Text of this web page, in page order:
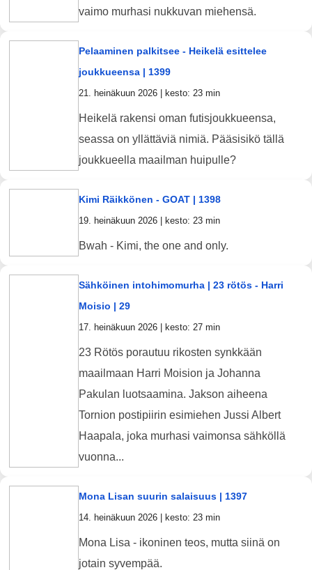
vaimo murhasi nukkuvan miehensä.
Pelaaminen palkitsee - Heikelä esittelee
joukkueensa | 1399
21. heinäkuun 2026 | kesto: 23 min
Heikelä rakensi oman futisjoukkueensa,
seassa on yllättäviä nimiä. Pääsisikö tällä
joukkueella maailman huipulle?
Kimi Räikkönen - GOAT | 1398
19. heinäkuun 2026 | kesto: 23 min
Bwah - Kimi, the one and only.
Sähköinen intohimomurha | 23 rötös - Harri
Moisio | 29
17. heinäkuun 2026 | kesto: 27 min
23 Rötös porautuu rikosten synkkään
maailmaan Harri Moision ja Johanna
Pakulan luotsaamina. Jakson aiheena
Tornion postipiirin esimiehen Jussi Albert
Haapala, joka murhasi vaimonsa sähköllä
vuonna...
Mona Lisan suurin salaisuus | 1397
14. heinäkuun 2026 | kesto: 23 min
Mona Lisa - ikoninen teos, mutta siinä on
jotain syvempää.